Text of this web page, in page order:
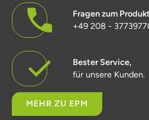
Fragen zum
+49 208 -
Bester Service,
für unsere Kunden.
MEHR ZU EPM